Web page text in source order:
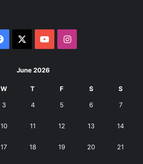
Facebook YouTubeInstagram
June 2026
W T F S S
3 4 5 6 7
10 11 12 13 14
17 18 19 20 21